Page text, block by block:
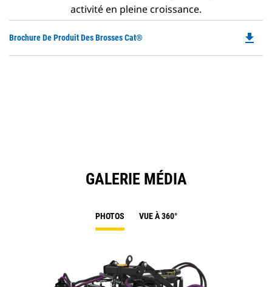
activité en pleine croissance.
Brochure De Produit Des Brosses Cat® file_download
GALERIE MÉDIA
PHOTOS VUE À 360°